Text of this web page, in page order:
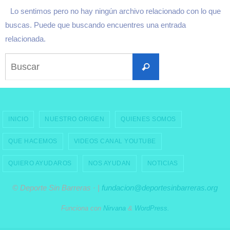
Lo sentimos pero no hay ningún archivo relacionado con lo que
buscas. Puede que buscando encuentres una entrada
relacionada.
Buscar
INICIO NUESTRO ORIGEN QUIENES SOMOS
QUE HACEMOS VIDEOS CANAL YOUTUBE
QUIERO AYUDAROS NOS AYUDAN NOTICIAS
© Deporte Sin Barreras · | fundacion@deportesinbarreras.org
Funciona con Nirvana& WordPress.